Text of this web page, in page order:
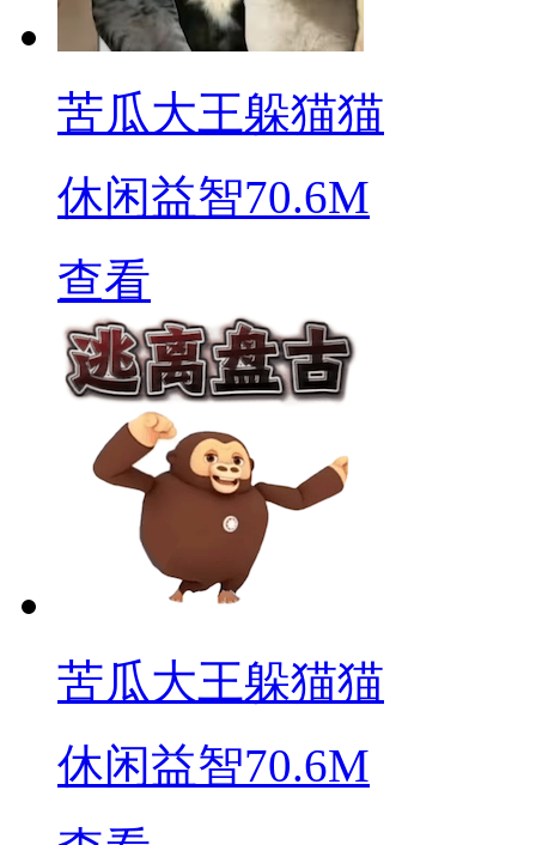
苦瓜大王躲猫猫
休闲益智70.6M
查看
苦瓜大王躲猫猫
休闲益智70.6M